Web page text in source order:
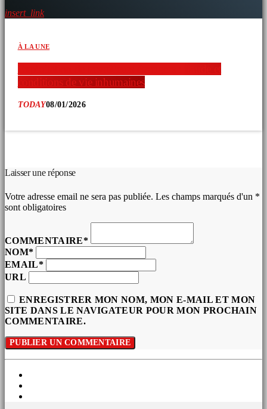
insert_link
À LA UNE
conditions de vie inhumaines
TODAY08/01/2026
Laisser une réponse
Votre adresse email ne sera pas publiée. Les champs marqués d'un *
sont obligatoires
COMMENTAIRE*
NOM*
EMAIL*
URL
ENREGISTRER MON NOM, MON E-MAIL ET MON
SITE DANS LE NAVIGATEUR POUR MON PROCHAIN
COMMENTAIRE.